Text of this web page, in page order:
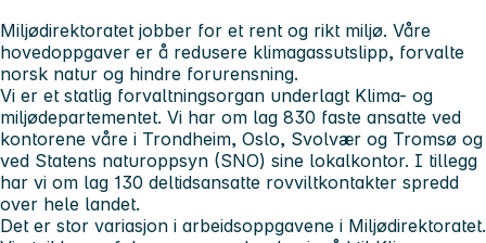
Miljødirektoratet jobber for et rent og rikt miljø. Våre
hovedoppgaver er å redusere klimagassutslipp, forvalte
norsk natur og hindre forurensning.
Vi er et statlig forvaltningsorgan underlagt Klima- og
miljødepartementet. Vi har om lag 830 faste ansatte ved
kontorene våre i Trondheim, Oslo, Svolvær og Tromsø og
ved Statens naturoppsyn (SNO) sine lokalkontor. I tillegg
har vi om lag 130 deltidsansatte rovviltkontakter spredd
over hele landet.
Det er stor variasjon i arbeidsoppgavene i Miljødirektoratet.